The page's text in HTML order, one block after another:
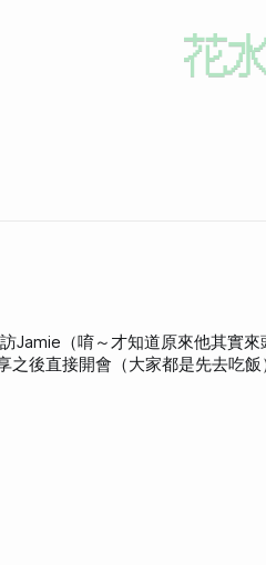
Jamie（唷～才知道原來他其實
片評審不公的事件，我很緊張所